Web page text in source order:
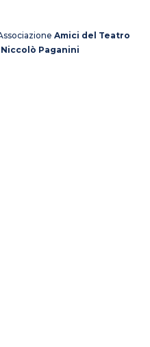
Amici del Teatro
Paganini